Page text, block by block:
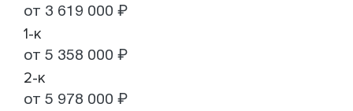
от 3 619 000 ₽
1-к
от 5 358 000 ₽
2-к
от 5 978 000 ₽